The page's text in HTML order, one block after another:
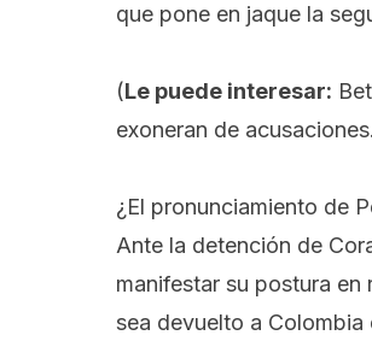
que pone en jaque la
(Le puede interesar:
exoneran de acusaciones.
¿El pronunciamiento de
Ante la detención de
manifestar su postura
sea devuelto a Colombia